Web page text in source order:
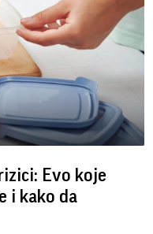
Evo koje
i kako da